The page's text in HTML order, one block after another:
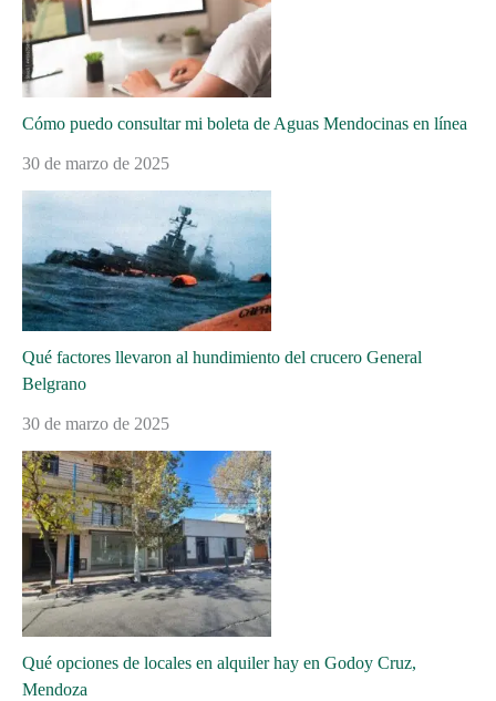
Cómo puedo consultar mi boleta de Aguas Mendocinas en línea
30 de marzo de 2025
Qué factores llevaron al hundimiento del crucero General
Belgrano
30 de marzo de 2025
Qué opciones de locales en alquiler hay en Godoy Cruz,
Mendoza